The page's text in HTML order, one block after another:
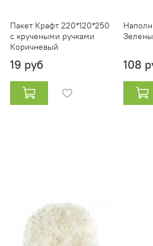
Пакет Крафт 220*120*250
с кручеными ручками
Коричневый
19 руб 108